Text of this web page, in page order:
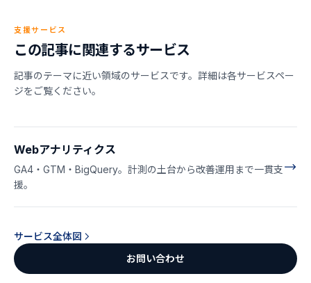
支援サービス
この記事に関連するサービス
記事のテーマに近い領域のサービスです。詳細は各サービスペー
ジをご覧ください。
Webアナリティクス
GA4・GTM・BigQuery。計測の土台から改善運用まで一貫支
援。
サービス全体図
お問い合わせ